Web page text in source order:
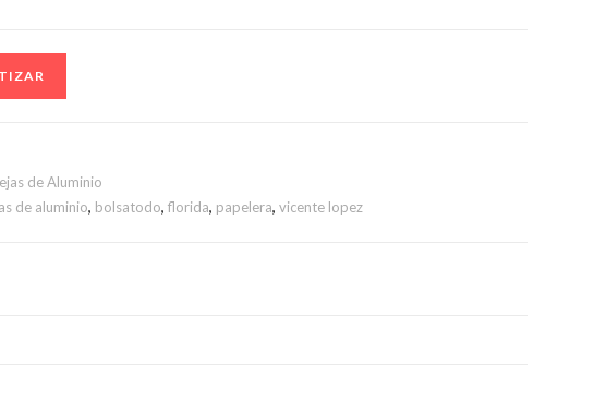
de Aluminio
de aluminio, bolsatodo, florida, papelera, vicente lopez